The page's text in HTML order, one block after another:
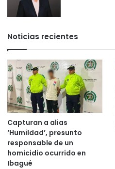
Noticias recientes
Capturan a alias
‘Humildad’, presunto
responsable de un
homicidio ocurrido en
Ibagué